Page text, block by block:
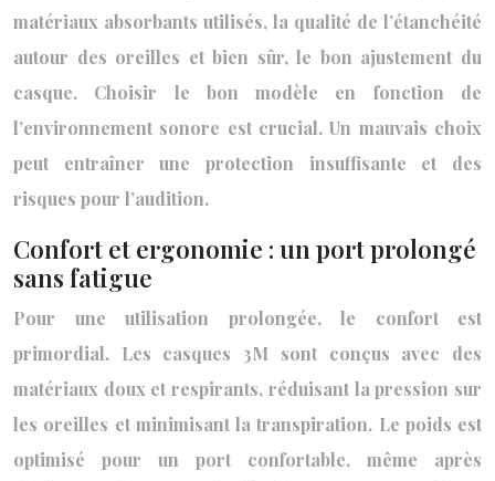
matériaux absorbants utilisés, la qualité de l’étanchéité
autour des oreilles et bien sûr, le bon ajustement du
casque. Choisir le bon modèle en fonction de
l’environnement sonore est crucial. Un mauvais choix
peut entraîner une protection insuffisante et des
risques pour l’audition.
Confort et ergonomie : un port prolongé
sans fatigue
Pour une utilisation prolongée, le confort est
primordial. Les casques 3M sont conçus avec des
matériaux doux et respirants, réduisant la pression sur
les oreilles et minimisant la transpiration. Le poids est
optimisé pour un port confortable, même après